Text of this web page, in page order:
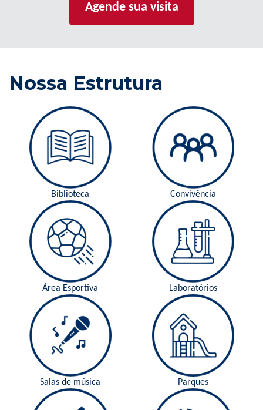
Agende sua visita
Nossa Estrutura
Biblioteca Convivência
Área Esportiva Laboratórios
Salas de música Parques